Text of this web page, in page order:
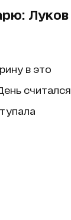
Луков
в это
считался